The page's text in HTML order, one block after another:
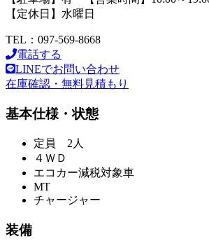
【定休日】水曜日
TEL：097-569-8668
電話する
LINEでお問い合わせ
在庫確認・無料見積もり
基本仕様・状態
定員 2人
４ＷＤ
エコカー減税対象車
MT
チャージャー
装備